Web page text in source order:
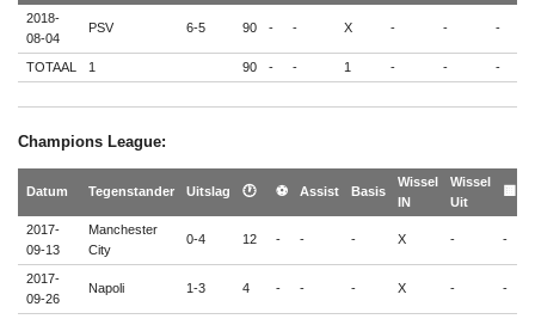
2018-
08-04
PSV 6-5 90 - - X - - -
TOTAAL 1 90 - - 1 - - -
Champions League:
Datum Tegenstander Uitslag 🕐 ⚽ Assist Basis
Wissel
IN
Wissel
Uit
🟨
2017-
09-13
Manchester
City
0-4 12 - - - X - -
2017-
09-26
Napoli 1-3 4 - - - X - -